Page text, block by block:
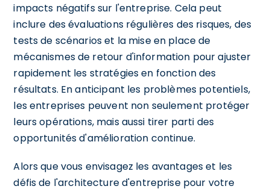
impacts négatifs sur l'entreprise. Cela peut
inclure des évaluations régulières des risques, des
tests de scénarios et la mise en place de
mécanismes de retour d'information pour ajuster
rapidement les stratégies en fonction des
résultats. En anticipant les problèmes potentiels,
les entreprises peuvent non seulement protéger
leurs opérations, mais aussi tirer parti des
opportunités d'amélioration continue.
Alors que vous envisagez les avantages et les
défis de l'architecture d'entreprise pour votre